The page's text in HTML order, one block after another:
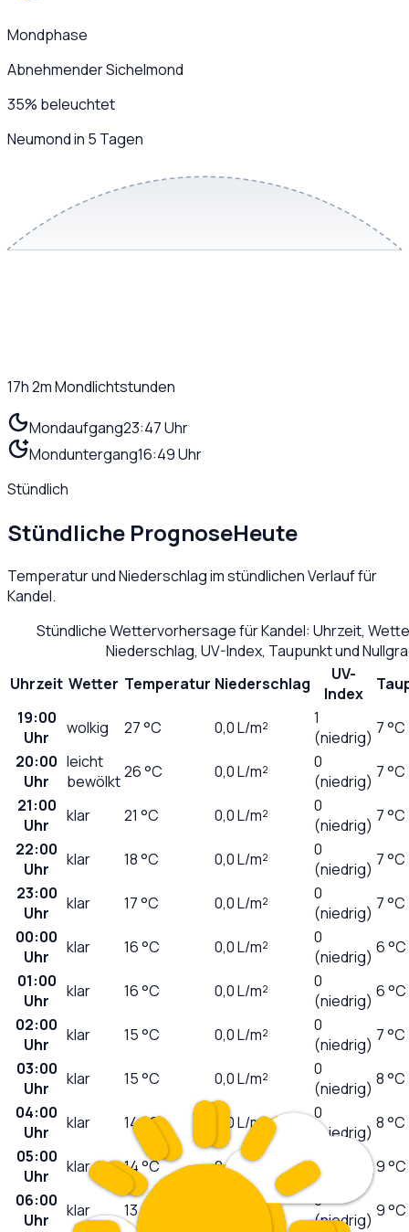
Mondphase
Abnehmender Sichelmond
35% beleuchtet
Neumond in 5 Tagen
17h 2mMondlichtstunden
Mondaufgang23:47 Uhr
Monduntergang16:49 Uhr
Stündlich
Stündliche PrognoseHeute
Temperatur und Niederschlag im stündlichen Verlauf für
Kandel.
Stündliche Wettervorhersage fürKandel: Uhrzeit,
Niederschlag, UV-Index, Taupunkt und
Uhrzeit Wetter Temperatur Niederschlag
UV-
Index
19:00
Uhr
wolkig 27°C 0,0L/m²
1
(niedrig) 7 °C
20:00
Uhr
leicht
bewölkt26°C 0,0L/m²
0
(niedrig) 7 °C
21:00
Uhr
klar 21 °C 0,0L/m²
0
(niedrig) 7 °C
22:00
Uhr
klar 18°C 0,0L/m²
0
(niedrig) 7 °C
23:00
Uhr
klar 17°C 0,0L/m²
0
(niedrig) 7 °C
00:00
Uhr
klar 16°C 0,0L/m²
0
(niedrig) 6 °C
01:00
Uhr
klar 16°C 0,0L/m²
0
(niedrig) 6 °C
02:00
Uhr
klar 15°C 0,0L/m²
0
(niedrig) 7 °C
03:00
Uhr
klar 15°C 0,0L/m²
0
(niedrig) 8 °C
04:00
Uhr
klar 14°C 0,0L/m²
0
(niedrig) 8 °C
05:00
Uhr
klar 14°C 0,0 L/m²
(niedrig)9 °C
06:00
Uhr
klar 13°C L/m²
0
(niedrig) 9 °C